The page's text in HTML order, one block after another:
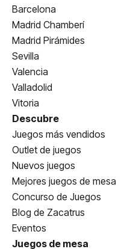
Barcelona
Madrid Chamberí
Madrid Pirámides
Sevilla
Valencia
Valladolid
Vitoria
Descubre
Juegos más vendidos
Outlet de juegos
Nuevos juegos
Mejores juegos de mesa
Concurso de Juegos
Blog de Zacatrus
Eventos
Juegos de mesa